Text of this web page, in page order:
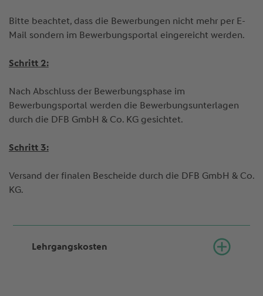
Bitte beachtet, dass die Bewerbungen nicht mehr per E-
Mail sondern im Bewerbungsportal eingereicht werden.
Schritt 2:
Nach Abschluss der Bewerbungsphase im
Bewerbungsportal werden die Bewerbungsunterlagen
durch die DFB GmbH & Co. KG gesichtet.
Schritt 3:
Versand der finalen Bescheide durch die DFB GmbH & Co.
KG.
Lehrgangskosten